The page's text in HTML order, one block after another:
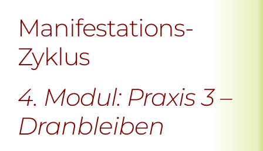
Manifestations-
Zyklus
4. Modul: Praxis 3 –
Dranbleiben